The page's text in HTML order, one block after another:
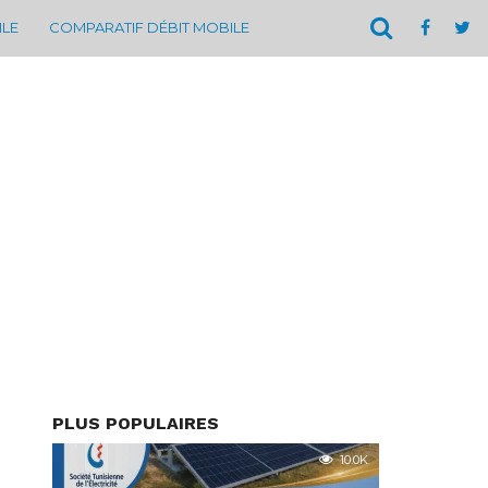
COMPARATIF DÉBIT MOBILE
PLUS POPULAIRES
10.0K